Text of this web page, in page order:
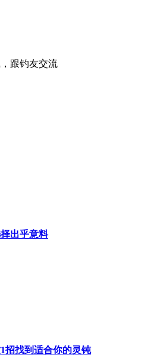
跟钓友交流
出乎意料
招找到适合你的灵钝